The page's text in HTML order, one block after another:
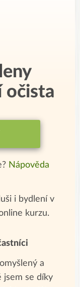
očista
Nápověda
i bydlení v
kurzu.
a
jsem se díky